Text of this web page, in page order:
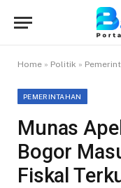
Home » Politik »
PEMERINTAHAN
Munas
Bogor
Fiskal